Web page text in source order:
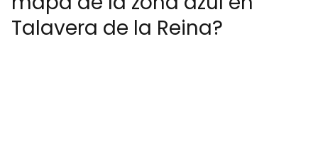
Talavera de la Reina?